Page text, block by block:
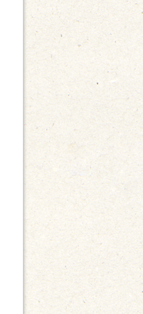
традиции" с яблоком и
Розничная цена 150
руб.
Заказать
Добавить к